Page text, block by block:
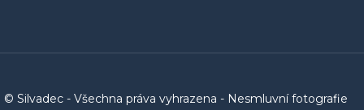
© Silvadec - Všechna práva vyhrazena - Nesmluvní fotografie